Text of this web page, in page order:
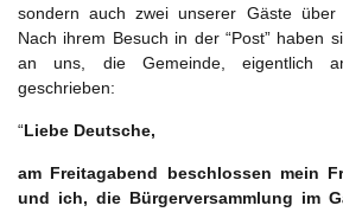
sondern auch zwei unserer Gäste über
Nach ihrem Besuch in der “Post” haben
an uns, die Gemeinde, eigentlich
geschrieben:
“Liebe Deutsche,
am Freitagabend beschlossen mein
und ich, die Bürgerversammlung im